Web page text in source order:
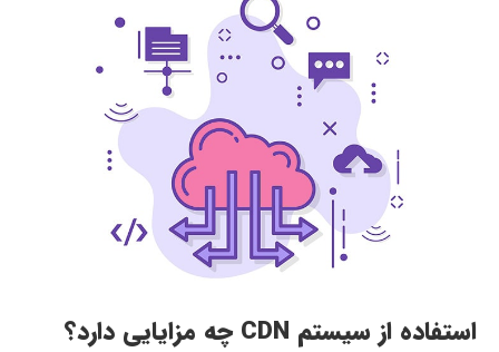
استفاده از سیستم CDN چه مزایایی دارد؟